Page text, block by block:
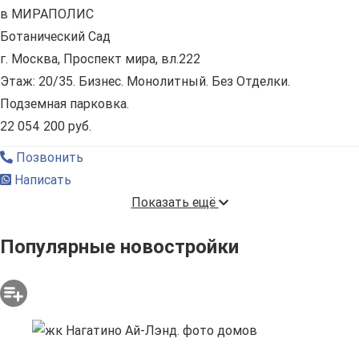
в МИРАПОЛИС
Ботанический Сад
г. Москва, Проспект мира, вл.222
Этаж: 20/35. Бизнес. Монолитный. Без Отделки.
Подземная парковка.
22 054 200 руб.
Позвонить
Написать
Показать ещё
Популярные новостройки